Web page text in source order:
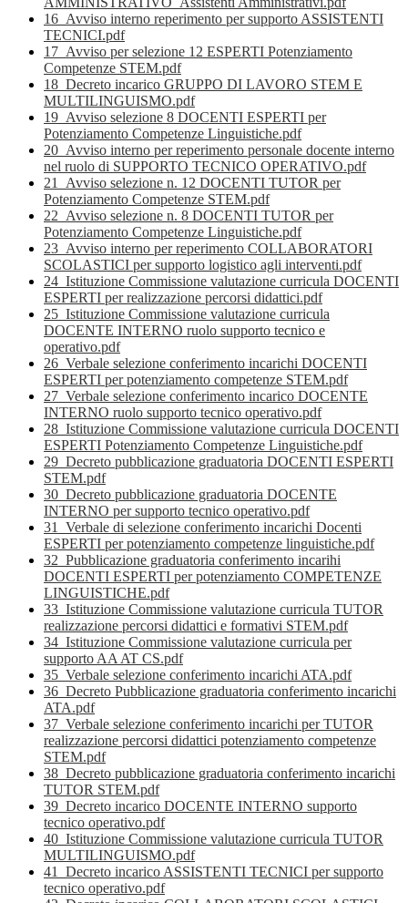
16_Avviso interno reperimento per supporto ASSISTENTI
TECNICI.pdf
17_Avviso per selezione 12 ESPERTI Potenziamento
Competenze STEM.pdf
18_Decreto incarico GRUPPO DI LAVORO STEM E
MULTILINGUISMO.pdf
19_Avviso selezione 8 DOCENTI ESPERTI per
Potenziamento Competenze Linguistiche.pdf
20_Avviso interno per reperimento personale docente interno
nel ruolo di SUPPORTO TECNICO OPERATIVO.pdf
21_Avviso selezione n. 12 DOCENTI TUTOR per
Potenziamento Competenze STEM.pdf
22_Avviso selezione n. 8 DOCENTI TUTOR per
Potenziamento Competenze Linguistiche.pdf
23_Avviso interno per reperimento COLLABORATORI
SCOLASTICI per supporto logistico agli interventi.pdf
24_Istituzione Commissione valutazione curricula DOCENTI
ESPERTI per realizzazione percorsi didattici.pdf
25_Istituzione Commissione valutazione curricula
DOCENTE INTERNO ruolo supporto tecnico e
operativo.pdf
26_Verbale selezione conferimento incarichi DOCENTI
ESPERTI per potenziamento competenze STEM.pdf
27_Verbale selezione conferimento incarico DOCENTE
INTERNO ruolo supporto tecnico operativo.pdf
28_Istituzione Commissione valutazione curricula DOCENTI
ESPERTI Potenziamento Competenze Linguistiche.pdf
29_Decreto pubblicazione graduatoria DOCENTI ESPERTI
STEM.pdf
30_Decreto pubblicazione graduatoria DOCENTE
INTERNO per supporto tecnico operativo.pdf
31_Verbale di selezione conferimento incarichi Docenti
ESPERTI per potenziamento competenze linguistiche.pdf
32_Pubblicazione graduatoria conferimento incarihi
DOCENTI ESPERTI per potenziamento COMPETENZE
LINGUISTICHE.pdf
33_Istituzione Commissione valutazione curricula TUTOR
realizzazione percorsi didattici e formativi STEM.pdf
34_Istituzione Commissione valutazione curricula per
supporto AA AT CS.pdf
35_Verbale selezione conferimento incarichi ATA.pdf
36_Decreto Pubblicazione graduatoria conferimento incarichi
ATA.pdf
37_Verbale selezione conferimento incarichi per TUTOR
realizzazione percorsi didattici potenziamento competenze
STEM.pdf
38_Decreto pubblicazione graduatoria conferimento incarichi
TUTOR STEM.pdf
39_Decreto incarico DOCENTE INTERNO supporto
tecnico operativo.pdf
40_Istituzione Commissione valutazione curricula TUTOR
MULTILINGUISMO.pdf
41_Decreto incarico ASSISTENTI TECNICI per supporto
tecnico operativo.pdf